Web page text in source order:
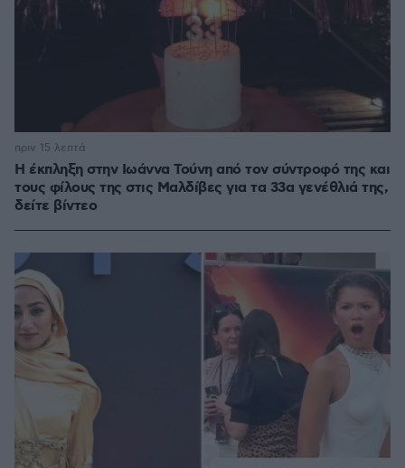
Η έκπληξη στην Ιωάννα Τούνη από τον σύντροφό της και
τους φίλους της στις Μαλδίβες για τα 33α γενέθλιά της,
δείτε βίντεο
πριν 15 λεπτά